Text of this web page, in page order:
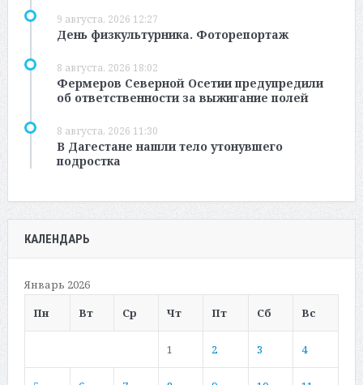
9 августа, 2026 12:27
День физкультурника. Фоторепортаж
8 августа, 2026 18:02
Фермеров Северной Осетии предупредили
об ответственности за выжигание полей
8 августа, 2026 11:30
В Дагестане нашли тело утонувшего
подростка
КАЛЕНДАРЬ
Январь 2026
Пн
Вт Ср Чт Пт Сб Вс
1 2 3 4